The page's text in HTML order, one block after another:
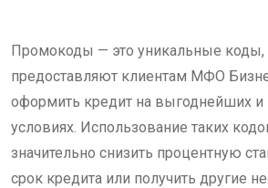
Промокоды — это уникальные коды,
предоставляют клиентам МФО
оформить кредит на выгоднейших и
условиях. Использование таких
значительно снизить процентную
срок кредита или получить другие